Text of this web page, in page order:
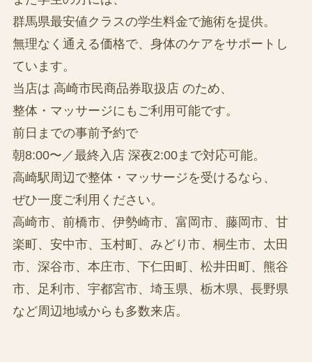
群馬県最安値クラスの学生料金で施術を提供。
無理なく通える価格で、身体のケアをサポートし
ています。
当店は 高崎市民商品券取扱店 のため、
整体・マッサージにもご利用可能です。
前日までの事前予約で
朝8:00〜／最終入店 深夜2:00まで対応可能。
高崎駅周辺で整体・マッサージを受けるなら、
ぜひ一度ご利用ください。
高崎市、前橋市、伊勢崎市、富岡市、藤岡市、甘
楽町、安中市、玉村町、みどり市、桐生市、太田
市、深谷市、本庄市、下仁田町、松井田町、熊谷
市、足利市、宇都宮市、埼玉県、栃木県、長野県
など周辺地域からも多数来店。